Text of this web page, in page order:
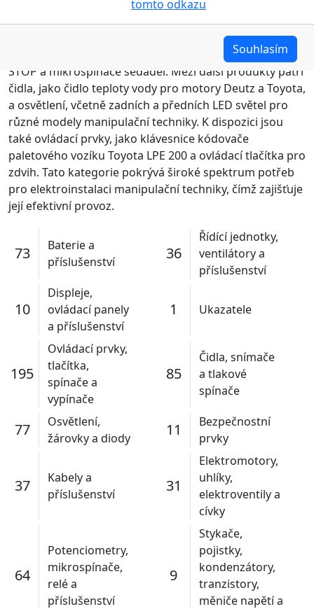
a 48V/140A, které zajišťují dobíjení trakčních baterií.
Sortiment zahrnuje také různé přepínače, například
přepínače pojezdu pro značky Jungheinrich a Linde, a
bezpečnostní prvky, jako jsou bezpečnostní tlačítka
STOP a mikrospínače sedadel. Mezi další produkty patří
čidla, jako čidlo teploty vody pro motory Deutz a Toyota,
a osvětlení, včetně zadních a předních LED světel pro
různé modely manipulační techniky. K dispozici jsou
také ovládací prvky, jako klávesnice kódovače
paletového vozíku Toyota LPE 200 a ovládací tlačítka pro
zdvih. Tato kategorie pokrývá široké spektrum potřeb
pro elektroinstalaci manipulační techniky, čímž zajišťuje
její efektivní provoz.
73
Baterie a
příslušenství
36
Řídící jednotky,
ventilátory a
příslušenství
10
Displeje,
ovládací panely
a příslušenství
1 Ukazatele
195
Ovládací prvky,
tlačítka,
spínače a
vypínače
85
Čidla, snímače
a tlakové
spínače
77
Osvětlení,
žárovky a diody
11
Bezpečnostní
prvky
37
Kabely a
příslušenství
31
Elektromotory,
uhlíky,
elektroventily a
cívky
64
Potenciometry,
mikrospínače,
relé a
příslušenství
9
Stykače,
pojistky,
kondenzátory,
tranzistory,
měniče napětí a
tomto odkazu
Souhlasím